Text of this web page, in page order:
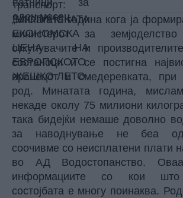
„Минатата година кога ја
министерот за
откупувачите и
состаноци и се постигна
вранецот и смедеревката, при
род. Минатата година,
некаде околу 75 милиони
така бидејќи немаше доволно
за наводнување не беа
соочивме со неисплатени плати
во АД Водостопанство.
информациите со кои што
состојбата е многу поинаква.